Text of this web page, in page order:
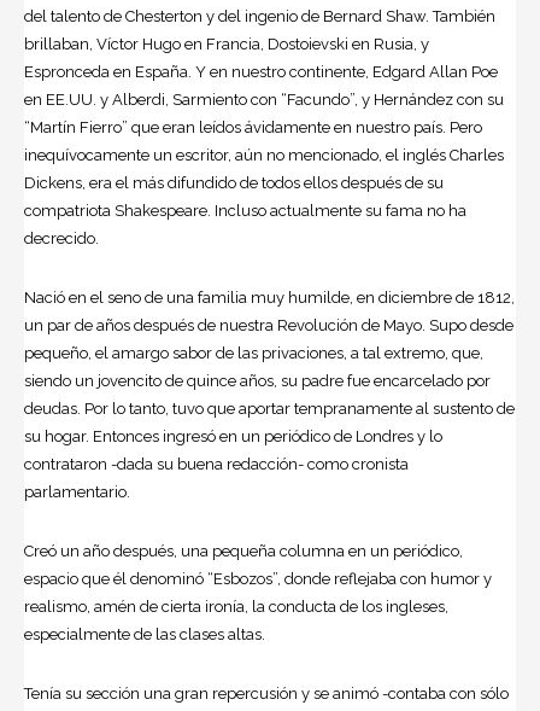
del talento de Chesterton y del ingenio de Bernard Shaw. También
brillaban, Víctor Hugo en Francia, Dostoievski en Rusia, y
Espronceda en España. Y en nuestro continente, Edgard Allan Poe
en EE.UU. y Alberdi, Sarmiento con “Facundo”, y Hernández con su
“Martín Fierro” que eran leídos ávidamente en nuestro país. Pero
inequívocamente un escritor, aún no mencionado, el inglés Charles
Dickens, era el más difundido de todos ellos después de su
compatriota Shakespeare. Incluso actualmente su fama no ha
decrecido.
Nació en el seno de una familia muy humilde, en diciembre de 1812,
un par de años después de nuestra Revolución de Mayo. Supo desde
pequeño, el amargo sabor de las privaciones, a tal extremo, que,
siendo un jovencito de quince años, su padre fue encarcelado por
deudas. Por lo tanto, tuvo que aportar tempranamente al sustento de
su hogar. Entonces ingresó en un periódico de Londres y lo
contrataron -dada su buena redacción- como cronista
parlamentario.
Creó un año después, una pequeña columna en un periódico,
espacio que él denominó “Esbozos”, donde reflejaba con humor y
realismo, amén de cierta ironía, la conducta de los ingleses,
especialmente de las clases altas.
Tenía su sección una gran repercusión y se animó -contaba con sólo